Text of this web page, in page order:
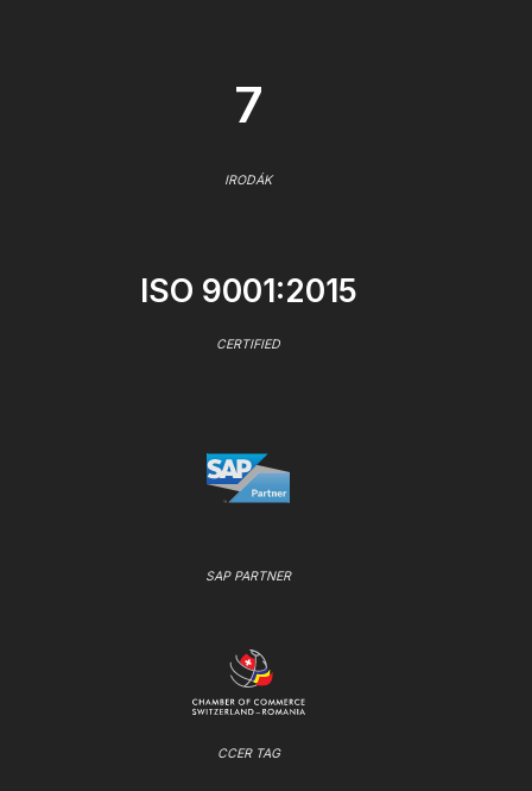
7
IRODÁK
ISO 9001:2015
CERTIFIED
SAP PARTNER
CCER TAG